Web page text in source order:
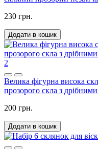
230 грн.
Додати в кошик
2
Велика фігурна висока
прозорого скла з
200 грн.
Додати в кошик